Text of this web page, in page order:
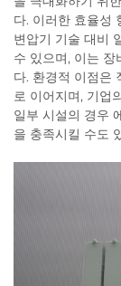
다. 이러한 효율성
변압기 기술 대비
수 있으며, 이는
다. 환경적 이점은
로 이어지며, 기업
일부 시설의 경우
을 충족시킬 수도